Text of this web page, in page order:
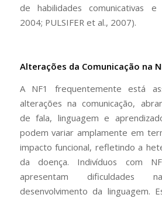
de habilidades comunicativas e
2004; PULSIFER et al., 2007).
Alterações da Comunicação na
A NF1 frequentemente está
alterações na comunicação,
de fala, linguagem e
podem variar amplamente em
impacto funcional, refletindo a
da doença. Indivíduos com
apresentam dificuldades
desenvolvimento da linguagem.